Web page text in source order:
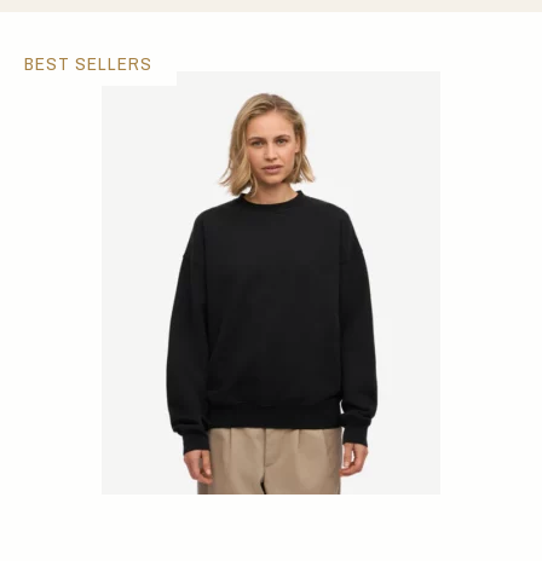
BEST SELLERS